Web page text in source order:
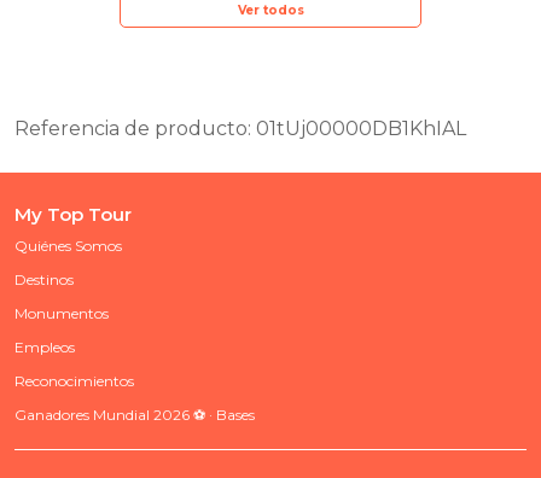
Ver todos
Referencia de producto: 01tUj00000DB1KhIAL
My Top Tour
Quiénes Somos
Destinos
Monumentos
Empleos
Reconocimientos
Ganadores Mundial 2026 ⚽ · Bases